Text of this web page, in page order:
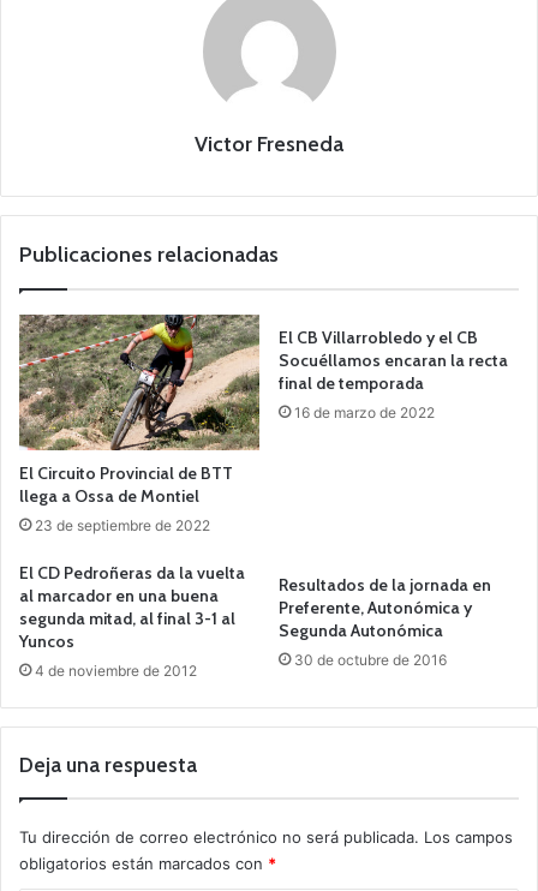
Victor Fresneda
Publicaciones relacionadas
El Circuito Provincial de BTT
llega a Ossa de Montiel
23 de septiembre de 2022
El CB Villarrobledo y el CB
Socuéllamos encaran la recta
final de temporada
16 de marzo de 2022
El CD Pedroñeras da la vuelta
al marcador en una buena
segunda mitad, al final 3-1 al
Yuncos
4 de noviembre de 2012
Resultados de la jornada en
Preferente, Autonómica y
Segunda Autonómica
30 de octubre de 2016
Deja una respuesta
Tu dirección de correo electrónico no será publicada. Los campos
obligatorios están marcados con *